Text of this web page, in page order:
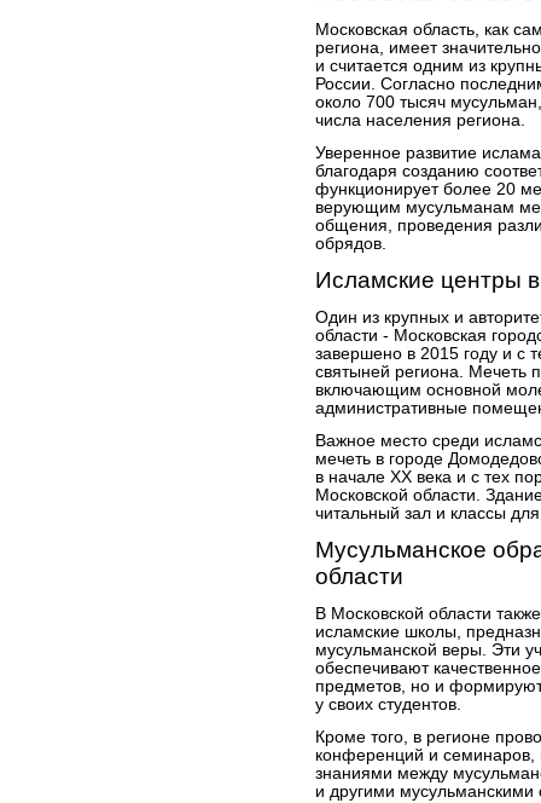
Московская область, как
региона, имеет
и считается одним из
России. Согласно
около 700 тысяч
числа населения региона.
Уверенное развитие
благодаря созданию
функционирует более 20
верующим мусульманам
общения, проведения
обрядов.
Исламские центры
Один из крупных и
области - Московская
завершено в 2015 году и с
святыней региона. Мечеть
включающим основной
административные
Важное место среди
мечеть в городе
в начале XX века и с тех
Московской области.
читальный зал и классы
Мусульманское
области
В Московской области
исламские школы,
мусульманской веры. Эти
обеспечивают
предметов, но и
у своих студентов.
Кроме того, в регионе
конференций и семинаров,
знаниями между
и другими